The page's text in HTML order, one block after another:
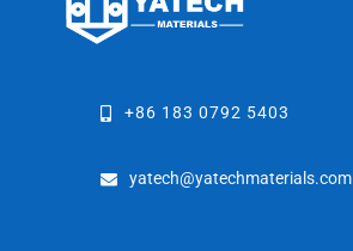
+86 183 0792 5403
yatech@yatechmaterials.com